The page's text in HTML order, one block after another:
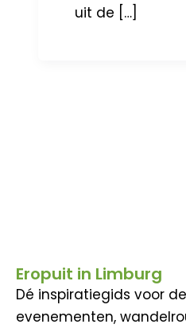
uit de […]
Eropuit in Limburg
Dé inspiratiegids voor
evenementen,